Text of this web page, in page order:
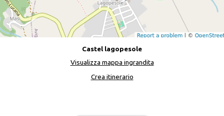
Castel lagopesole
Visualizza mappa ingrandita
Crea itinerario